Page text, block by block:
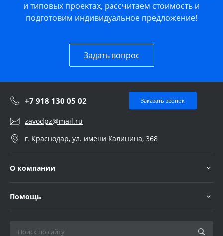
и типовых проектах, рассчитаем стоимость и
подготовим индивидуальное предложение!
Задать вопрос
+7 918 130 05 02 Заказать звонок
zavodpz@mail.ru
г. Краснодар, ул. имени Калинина, 368
О компании
Помощь